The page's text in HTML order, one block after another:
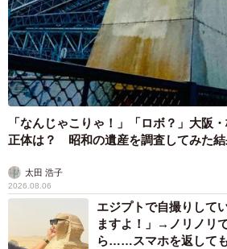
「なんじゃこりゃ！」「ロボ？」大阪
正体は？ 昭和の遺産を調査してみた
太田 浩子
2026.08.06
エジプトで自撮りして
ますよ！」→ノリノリ
ら……スマホを返して